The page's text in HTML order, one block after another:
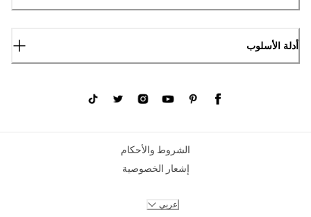
أدلة الأسلوب
الشروط والأحكام
إشعار الخصوصية
عربي